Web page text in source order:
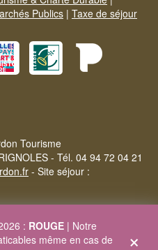
Publics | Taxe de séjour
Tourisme
- Tél. 04 94 72 04 21
- Site séjour :
×
: ROUGE | Notre
même en cas de